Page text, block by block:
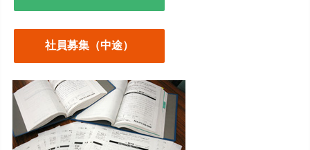
社員募集（中途）